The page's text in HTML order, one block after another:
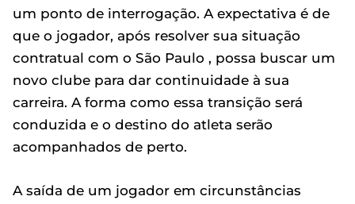
um ponto de interrogação. A expectativa é de
que o jogador, após resolver sua situação
contratual com o São Paulo , possa buscar um
novo clube para dar continuidade à sua
carreira. A forma como essa transição será
conduzida e o destino do atleta serão
acompanhados de perto.
A saída de um jogador em circunstâncias